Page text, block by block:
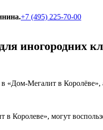
+7 (495) 225-70-00
иногородних
Мегалит в Королёве»,
могут